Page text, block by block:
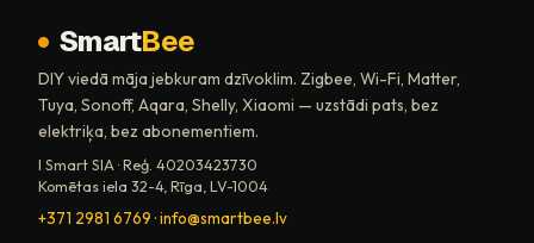
SmartBee
DIY viedā māja jebkuram dzīvoklim. Zigbee, Wi-Fi, Matter,
Tuya, Sonoff, Aqara, Shelly, Xiaomi — uzstādi pats, bez
elektriķa, bez abonementiem.
I Smart SIA · Reģ. 40203423730
Komētas iela 32-4, Rīga, LV-1004
+371 2981 6769 ·info@smartbee.lv